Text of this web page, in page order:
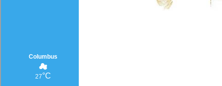
Columbus
☁
27°C